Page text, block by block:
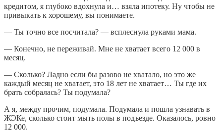
кредитом, я глубоко вдохнула и… взяла ипотеку. Ну чтобы не
привыкать к хорошему, вы понимаете.
— Ты точно все посчитала? — всплеснула руками мама.
— Конечно, не переживай. Мне не хватает всего 12 000 в
месяц.
— Сколько? Ладно если бы разово не хватало, но это же
каждый месяц не хватает, это 18 лет не хватает… Ты где их
брать собралась? Ты подумала?
А я, между прочим, подумала. Подумала и пошла узнавать в
ЖЭКе, сколько стоит мыть полы в подъезде. Оказалось, ровно
12 000.